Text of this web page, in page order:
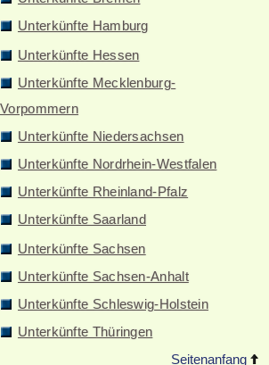
Unterkünfte Hamburg
Unterkünfte Hessen
Unterkünfte Mecklenburg-
Vorpommern
Unterkünfte Niedersachsen
Unterkünfte Nordrhein-Westfalen
Unterkünfte Rheinland-Pfalz
Unterkünfte Saarland
Unterkünfte Sachsen
Unterkünfte Sachsen-Anhalt
Unterkünfte Schleswig-Holstein
Unterkünfte Thüringen
Seitenanfang